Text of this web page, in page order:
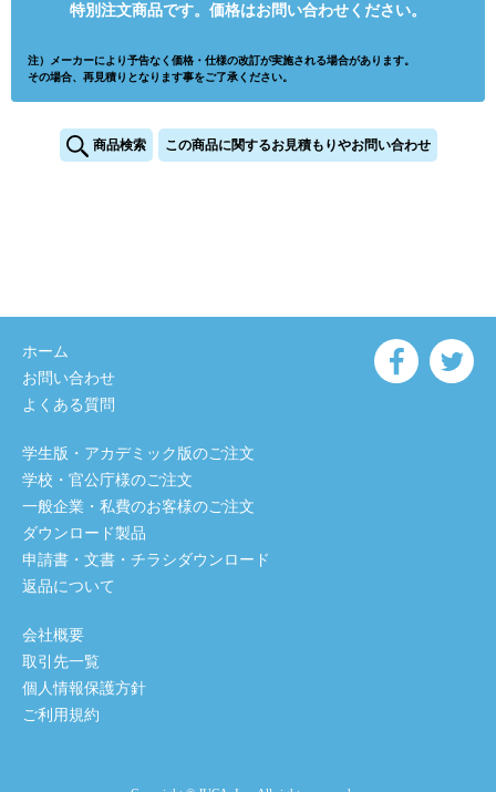
特別注文商品です。価格はお問い合わせください。
注）メーカーにより予告なく価格・仕様の改訂が実施される場合があります。
その場合、再見積りとなります事をご了承ください。
商品検索 この商品に関するお見積もりやお問い合わせ
ホーム
お問い合わせ
よくある質問
学生版・アカデミック版のご注文
学校・官公庁様のご注文
一般企業・私費のお客様のご注文
ダウンロード製品
申請書・文書・チラシダウンロード
返品について
会社概要
取引先一覧
個人情報保護方針
ご利用規約